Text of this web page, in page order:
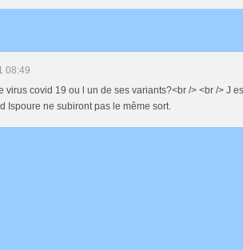
08:49
virus covid 19 ou l un de ses variants?<br /> <br /> J
Ispoure ne subiront pas le même sort.